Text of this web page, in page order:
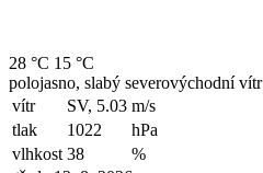
28 °C 15 °C
polojasno, slabý severovýchodní vítr
vítr
SV, 5.03 m/s
tlak
1022
hPa
vlhkost 38
%